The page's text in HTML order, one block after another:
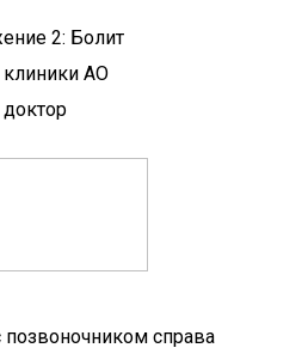
справа